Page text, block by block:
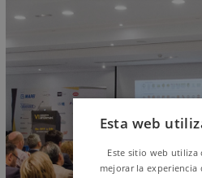
Esta web
Este sitio web utiliza
mejorar la experiencia